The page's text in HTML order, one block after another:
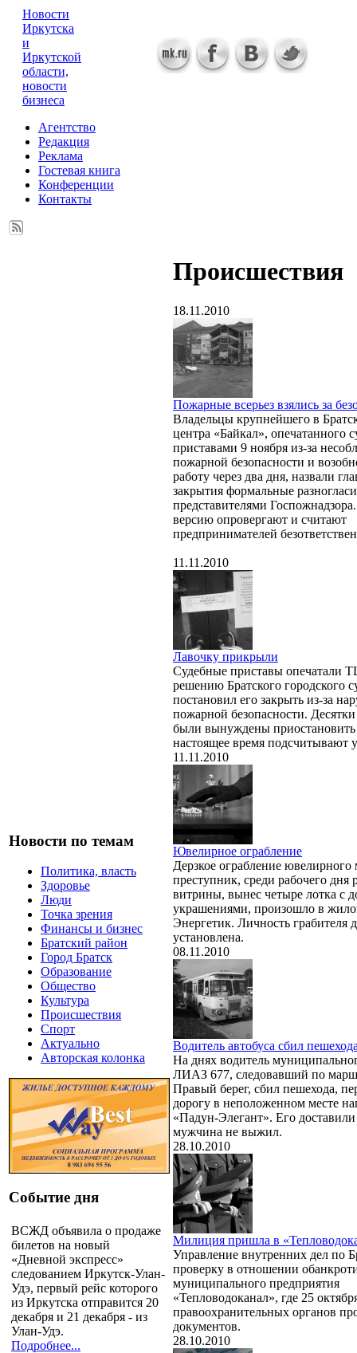
Новости
Иркутска
и
Иркутской
области,
новости
бизнеса
Агентство
Редакция
Реклама
Гостевая книга
Конференции
Контакты
Новости по темам
Политика, власть
Здоровье
Люди
Точка зрения
Финансы и бизнес
Братский район
Город Братск
Образование
Общество
Культура
Происшествия
Спорт
Актуально
Авторская колонка
Событие дня
ВСЖД объявила о продаже
билетов на новый
«Дневной экспресс»
следованием Иркутск-Улан-
Удэ, первый рейс которого
из Иркутска отправится 20
декабря и 21 декабря - из
Улан-Удэ.
Подробнее...
Происшествия
18.11.2010
Пожарные всерьез взялись за
Владельцы крупнейшего в
центра «Байкал», опечатанного
приставами 9 ноября из-за
пожарной безопасности и
работу через два дня, назвали
закрытия формальные
представителями
версию опровергают и считают
предпринимателей
11.11.2010
Лавочку прикрыли
Судебные приставы опечатали
решению Братского городского
постановил его закрыть из-за
пожарной безопасности.
были вынуждены
настоящее время подсчитывают
11.11.2010
Ювелирное ограбление
Дерзкое ограбление ювелирного
преступник, среди рабочего дня
витрины, вынес четыре лотка с
украшениями, произошло в
Энергетик. Личность грабителя
установлена.
08.11.2010
Водитель автобуса сбил
На днях водитель
ЛИАЗ 677, следовавший по
Правый берег, сбил пешехода,
дорогу в неположенном месте
«Падун-Элегант». Его
мужчина не выжил.
28.10.2010
Милиция пришла в
Управление внутренних дел по
проверку в отношении
муниципального предприятия
«Тепловодоканал», где 25
правоохранительных органов
документов.
28.10.2010